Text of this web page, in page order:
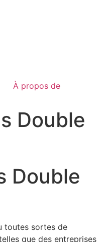
À propos de
Double
Double
toutes sortes de
que des entreprises